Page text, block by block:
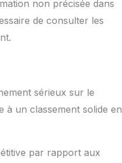
non précisée dans
de consulter les
sérieux sur le
à un classement solide en
par rapport aux